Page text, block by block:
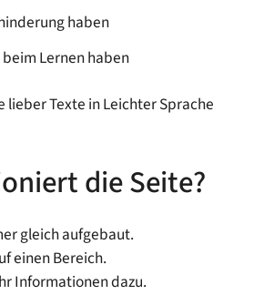
haben
Lernen haben
lieber Texte in Leichter Sprache
die Seite?
gleich aufgebaut.
einen Bereich.
Informationen dazu.